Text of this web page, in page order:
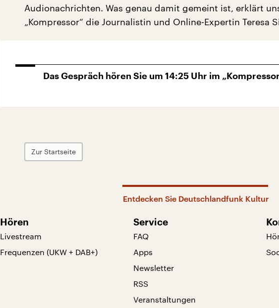
Audionachrichten. Was genau damit gemeint ist, erklärt
„Kompressor“ die Journalistin und Online-Expertin Teresa
Das Gespräch hören Sie um 14:25 Uhr im
Zur Startseite
Entdecken Sie Deutschlandfunk Kultur
Hören
Livestream
Frequenzen (UKW + DAB+)
Service
FAQ
Apps
Newsletter
RSS
Veranstaltungen